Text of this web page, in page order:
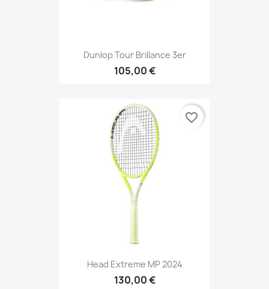
Dunlop Tour Brillance 3er
105,00 €
Head Extreme MP 2024
130,00 €
favorite_border